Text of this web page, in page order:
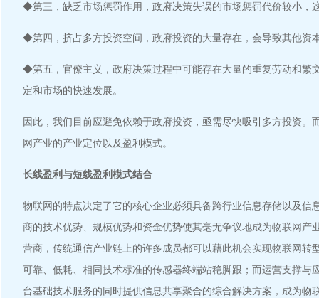
◆第三，缺乏市场惩罚作用，政府决策失误的市场惩罚代价较小，
◆第四，挤占多方投资空间，政府投资的大量存在，会导致其他资
◆第五，官僚主义，政府决策过程中可能存在大量的重复劳动和繁
定和市场的快速发展。
因此，我们目前应避免依赖于政府投资，亟需尽快吸引多方投资。
网产业的产业定位以及盈利模式。
长线盈利与短线盈利模式结合
物联网的特点决定了它的核心企业必须具备跨行业信息存储以及信
商的技术优势、规模优势和资金优势使其毫无争议地成为物联网产
营商，传统通信产业链上的许多成员都可以藉此机会实现物联网转
可靠、低耗、相同技术标准的传感器终端站稳脚跟；而运营支撑与
台基础技术服务的同时提供信息共享聚合的综合解决方案，成为物